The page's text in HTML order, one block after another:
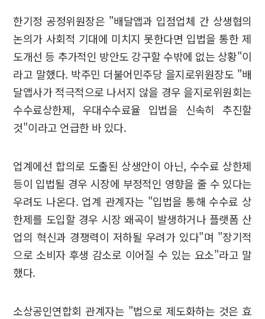
한기정 공정위원장은 "배달앱과 입점업체 간 상생협의
논의가 사회적 기대에 미치지 못한다면 입법을 통한 제
도개선 등 추가적인 방안도 강구할 수밖에 없는 상황"이
라고 말했다. 박주민 더불어민주당 을지로위원장도 "배
달앱사가 적극적으로 나서지 않을 경우 을지로위원회는
수수료상한제, 우대수수료율 입법을 신속히 추진할
것"이라고 언급한 바 있다.
업계에선 합의로 도출된 상생안이 아닌, 수수료 상한제
등이 입법될 경우 시장에 부정적인 영향을 줄 수 있다는
우려도 나온다. 업계 관계자는 "입법을 통해 수수료 상
한제를 도입할 경우 시장 왜곡이 발생하거나 플랫폼 산
업의 혁신과 경쟁력이 저하될 우려가 있다"며 "장기적
으로 소비자 후생 감소로 이어질 수 있는 요소"라고 말
했다.
소상공인연합회 관계자는 "법으로 제도화하는 것은 효